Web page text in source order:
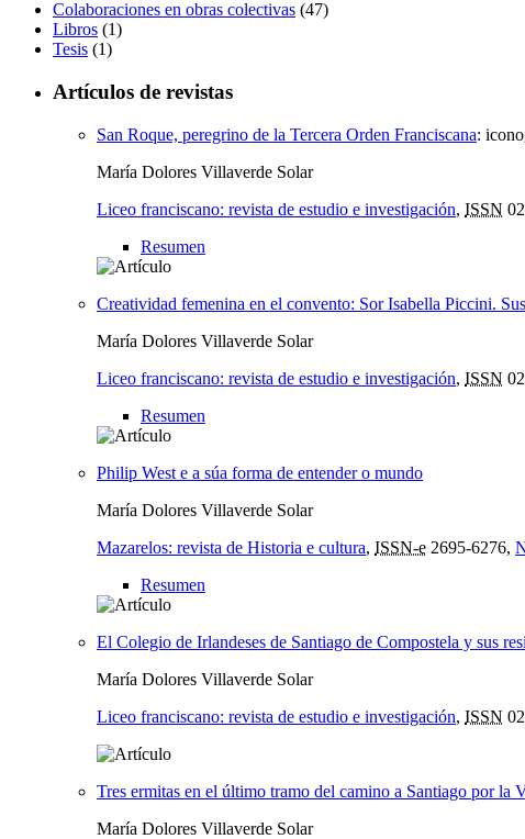
Colaboraciones en obras colectivas (47)
Libros (1)
Tesis (1)
Artículos de revistas
San Roque, peregrino de la Tercera Orden Franciscana:
María Dolores Villaverde Solar
Liceo franciscano: revista de estudio e investigación, ISSN
Resumen
Creatividad femenina en el convento: Sor Isabella Piccini.
María Dolores Villaverde Solar
Liceo franciscano: revista de estudio e investigación, ISSN
Resumen
Philip West e a súa forma de entender o mundo
María Dolores Villaverde Solar
Mazarelos: revista de Historia e cultura, ISSN-e 2695-6276,
Resumen
El Colegio de Irlandeses de Santiago de Compostela y sus
María Dolores Villaverde Solar
Liceo franciscano: revista de estudio e investigación, ISSN
Tres ermitas en el último tramo del camino a Santiago por la
María Dolores Villaverde Solar